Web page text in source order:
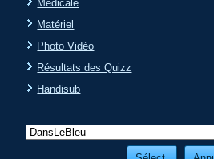
Médicale
Matériel
Photo Vidéo
Résultats des Quizz
Handisub